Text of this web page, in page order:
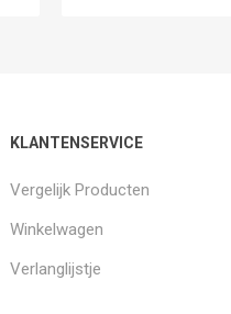
KLANTENSERVICE
Vergelijk Producten
Winkelwagen
Verlanglijstje